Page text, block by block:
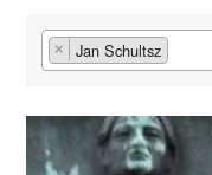
× Jan Schultsz